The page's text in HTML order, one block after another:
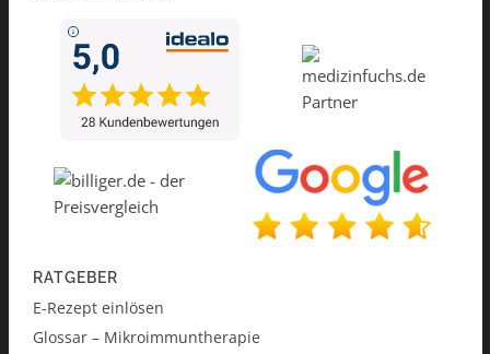
RATGEBER
E-Rezept einlösen
Glossar – Mikroimmuntherapie